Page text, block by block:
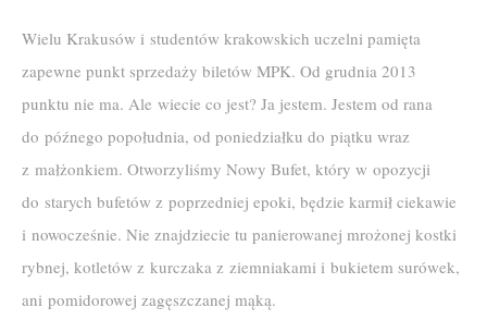
Wielu Krakusów i studentów krakowskich uczelni pamięta
zapewne punkt sprzedaży biletów MPK. Od grudnia 2013
punktu nie ma. Ale wiecie co jest? Ja jestem. Jestem od rana
do późnego popołudnia, od poniedziałku do piątku wraz
z małżonkiem. Otworzyliśmy Nowy Bufet, który w opozycji
do starych bufetów z poprzedniej epoki, będzie karmił ciekawie
i nowocześnie. Nie znajdziecie tu panierowanej mrożonej kostki
rybnej, kotletów z kurczaka z ziemniakami i bukietem surówek,
ani pomidorowej zagęszczanej mąką.